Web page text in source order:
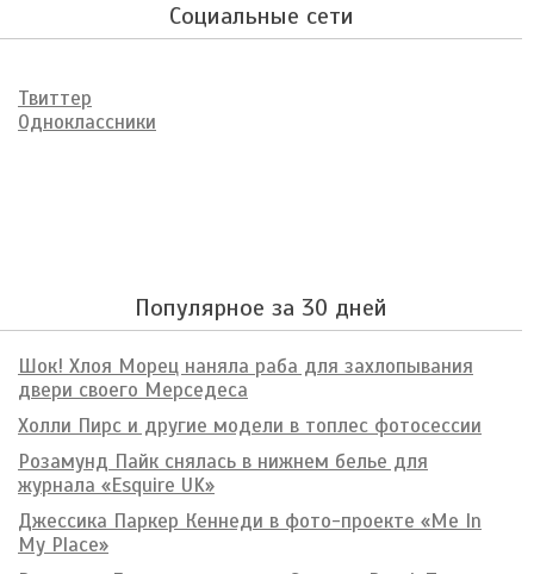
Социальные сети
Твиттер
Одноклассники
Популярное за 30 дней
Шок! Хлоя Морец наняла раба для захлопывания
двери своего Мерседеса
Холли Пирс и другие модели в топлес фотосессии
Розамунд Пайк снялась в нижнем белье для
журнала «Esquire UK»
Джессика Паркер Кеннеди в фото-проекте «Me In
My Place»